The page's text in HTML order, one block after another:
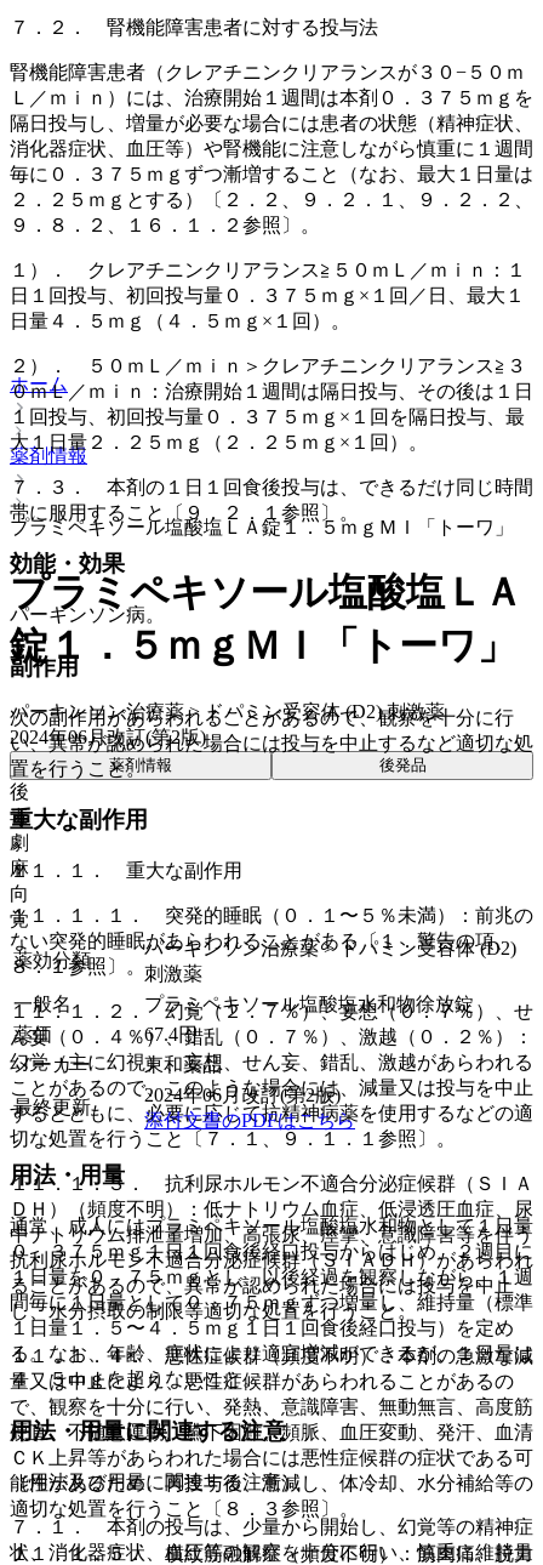
７．２． 腎機能障害患者に対する投与法
腎機能障害患者（クレアチニンクリアランスが３０−５０ｍ
Ｌ／ｍｉｎ）には、治療開始１週間は本剤０．３７５ｍｇを
隔日投与し、増量が必要な場合には患者の状態（精神症状、
消化器症状、血圧等）や腎機能に注意しながら慎重に１週間
毎に０．３７５ｍｇずつ漸増すること（なお、最大１日量は
２．２５ｍｇとする）〔２．２、９．２．１、９．２．２、
９．８．２、１６．１．２参照〕。
１）． クレアチニンクリアランス≧５０ｍＬ／ｍｉｎ：１
日１回投与、初回投与量０．３７５ｍｇ×１回／日、最大１
日量４．５ｍｇ（４．５ｍｇ×１回）。
２）． ５０ｍＬ／ｍｉｎ＞クレアチニンクリアランス≧３
０ｍＬ／ｍｉｎ：治療開始１週間は隔日投与、その後は１日
１回投与、初回投与量０．３７５ｍｇ×１回を隔日投与、最
大１日量２．２５ｍｇ（２．２５ｍｇ×１回）。
７．３． 本剤の１日１回食後投与は、できるだけ同じ時間
帯に服用すること〔９．２．１参照〕。
効能・効果
パーキンソン病。
副作用
次の副作用があらわれることがあるので、観察を十分に行
い、異常が認められた場合には投与を中止するなど適切な処
置を行うこと。
重大な副作用
１１．１． 重大な副作用
１１．１．１． 突発的睡眠（０．１〜５％未満）：前兆の
ない突発的睡眠があらわれることがある〔１．警告の項、
８．１参照〕。
１１．１．２． 幻覚（２．７％）、妄想（０．７％）、せ
ん妄（０．４％）、錯乱（０．７％）、激越（０．２％）：
幻覚（主に幻視）、妄想、せん妄、錯乱、激越があらわれる
ことがあるので、このような場合には、減量又は投与を中止
するとともに、必要に応じて抗精神病薬を使用するなどの適
切な処置を行うこと〔７．１、９．１．１参照〕。
１１．１．３． 抗利尿ホルモン不適合分泌症候群（ＳＩＡ
ＤＨ）（頻度不明）：低ナトリウム血症、低浸透圧血症、尿
中ナトリウム排泄量増加、高張尿、痙攣、意識障害等を伴う
抗利尿ホルモン不適合分泌症候群（ＳＩＡＤＨ）があらわれ
ることがあるので、異常が認められた場合には投与を中止
し、水分摂取の制限等適切な処置を行うこと。
１１．１．４． 悪性症候群（頻度不明）：本剤の急激な減
量又は中止により、悪性症候群があらわれることがあるの
で、観察を十分に行い、発熱、意識障害、無動無言、高度筋
硬直、不随意運動、嚥下困難、頻脈、血圧変動、発汗、血清
ＣＫ上昇等があらわれた場合には悪性症候群の症状である可
能性があるため、再投与後、漸減し、体冷却、水分補給等の
適切な処置を行うこと〔８．３参照〕。
１１．１．５． 横紋筋融解症（頻度不明）：筋肉痛、脱力
ホーム
薬剤情報
プラミペキソール塩酸塩ＬＡ錠１．５ｍｇＭＩ「トーワ」
プラミペキソール塩酸塩ＬＡ
錠１．５ｍｇＭＩ「トーワ」
パーキンソン治療薬 > ドパミン受容体 (D2) 刺激薬
2024年06月改訂(第2版)
薬剤情報 後発品
後
毒
劇
麻
向
覚
薬効分類
パーキンソン治療薬 > ドパミン受容体 (D2)
刺激薬
一般名
プラミペキソール塩酸塩水和物徐放錠
薬価
67.4円
メーカー
東和薬品
最終更新
2024年06月改訂(第2版)
添付文書のPDFはこちら
用法・用量
通常、成人にはプラミペキソール塩酸塩水和物として１日量
０．３７５ｍｇ１日１回食後経口投与からはじめ、２週目に
１日量を０．７５ｍｇとし、以後経過を観察しながら、１週
間毎に１日量として０．７５ｍｇずつ増量し、維持量（標準
１日量１．５〜４．５ｍｇ１日１回食後経口投与）を定め
る。なお、年齢、症状により適宜増減ができるが、１日量は
４．５ｍｇを超えないこと。
用法・用量に関連する注意
（用法及び用量に関連する注意）
７．１． 本剤の投与は、少量から開始し、幻覚等の精神症
状、消化器症状、血圧等の観察を十分に行い、慎重に維持量